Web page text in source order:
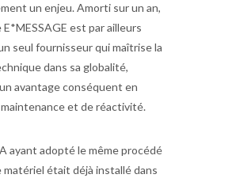
un enjeu. Amorti sur un an,
est par ailleurs
seul fournisseur qui maîtrise la
dans sa globalité,
avantage conséquent en
et de réactivité.
ayant adopté le même procédé
matériel était déjà installé dans